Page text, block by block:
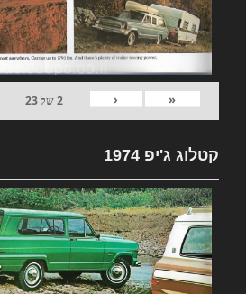
«
‹
2של23
קטלוג ג'יפ 1974